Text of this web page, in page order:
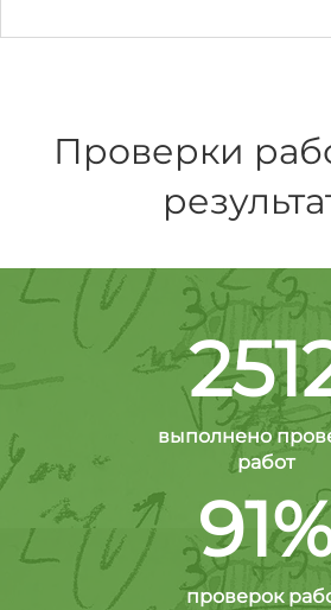
Проверки
выполнено
работ
проверок